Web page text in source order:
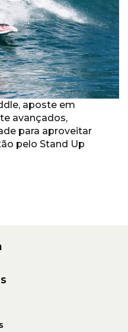
aposte em
avançados,
para aproveitar
pelo Stand Up